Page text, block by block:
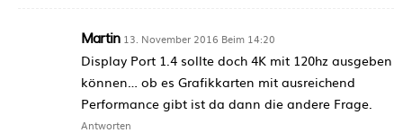
Martin 13. November 2016 Beim 14:20
Display Port 1.4 sollte doch 4K mit 120hz ausgeben
können… ob es Grafikkarten mit ausreichend
Performance gibt ist da dann die andere Frage.
Antworten